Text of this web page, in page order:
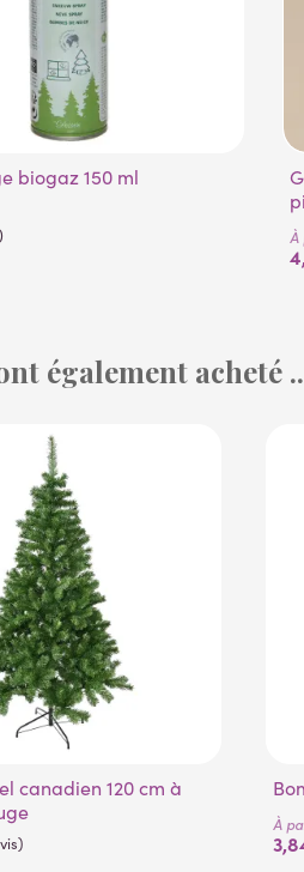
biogaz 150 ml
Guirlande électrique micro led 159 cm
À
également acheté
À